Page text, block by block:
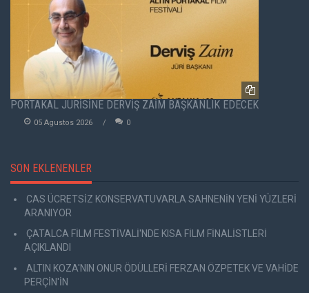
PORTAKAL JÜRİSİNE DERVİŞ ZAİM BAŞKANLIK EDECEK
05 Agustos 2026 0
SON EKLENENLER
CAS ÜCRETSİZ KONSERVATUVARLA SAHNENİN YENİ YÜZLERİ
ARANIYOR
ÇATALCA FİLM FESTİVALİ'NDE KISA FİLM FİNALİSTLERİ
AÇIKLANDI
ALTIN KOZA'NIN ONUR ÖDÜLLERİ FERZAN ÖZPETEK VE VAHİDE
PERÇİN'İN